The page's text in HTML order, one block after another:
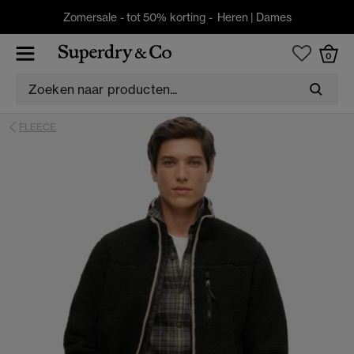
Zomersale - tot 50% korting - Heren | Dames
0
FLEECE